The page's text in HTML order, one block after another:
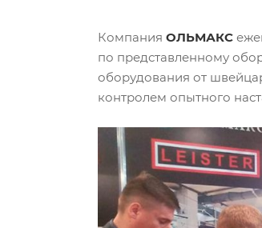
Компания ОЛЬМАКС
по представленному
оборудования от
контролем опытного